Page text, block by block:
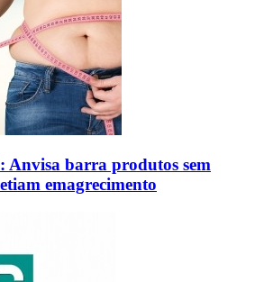
Anvisa barra produtos sem
emagrecimento